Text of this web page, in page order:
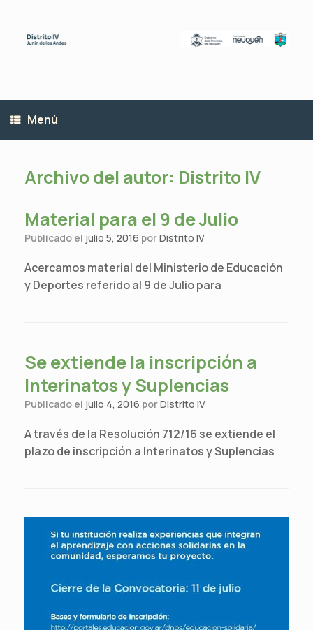
contenido
Menú
Archivo del autor: Distrito IV
Material para el 9 de Julio
Publicado el julio 5, 2016 porDistrito IV
Acercamos material del Ministerio de Educación
y Deportes referido al 9 de Julio para
Se extiende la inscripción a
Interinatos y Suplencias
Publicado el julio 4, 2016 porDistrito IV
A través de la Resolución 712/16 se extiende el
plazo de inscripción a Interinatos y Suplencias